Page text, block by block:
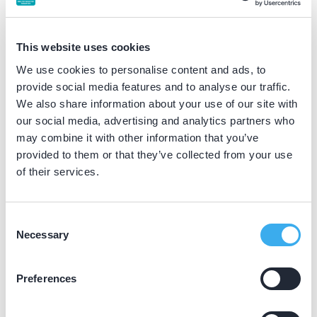
This website uses cookies
We use cookies to personalise content and ads, to
provide social media features and to analyse our traffic.
We also share information about your use of our site with
our social media, advertising and analytics partners who
may combine it with other information that you’ve
provided to them or that they’ve collected from your use
of their services.
Selection
Necessary
Preferences
ons als beginnende tandartsen waardevolle inzichten. De
praktijk was aangesloten bij de
Neue Gruppe
, een Duitse
wetenschappelijke vereniging voor tandartsen. Mijn vader
was destijds de enige Nederlandse tandarts binnen deze
club, en via hem kwamen we daar terecht. Lid worden kan
alleen op voordracht, en in 1995 zijn Peter en ik ook
voorgedragen. Sindsdien zijn we met veel plezier lid."
Naast je werk heb je nog een passie; muziek. Je
speelt viool in het Heemsteeds Philharmonisch Orkest.
Wat doet muziek met je?
“Ik ben een fanatieke violist en speel sinds mijn 13e in een
orkest van zo’n 55 musici. Elke zaterdag repeteren we,